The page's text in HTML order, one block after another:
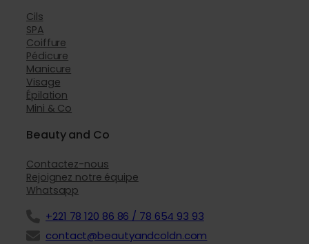
Cils
SPA
Coiffure
Pédicure
Manicure
Visage
Épilation
Mini & Co
Beauty and Co
Contactez-nous
Rejoignez notre équipe
Whatsapp
+221 78 120 86 86 / 78 654 93 93
contact@beautyandcoldn.com